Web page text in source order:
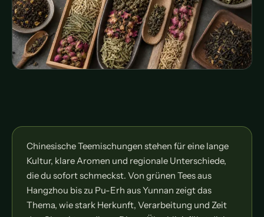
Chinesische Teemischungen stehen für eine lange
Kultur, klare Aromen und regionale Unterschiede,
die du sofort schmeckst. Von grünen Tees aus
Hangzhou bis zu Pu-Erh aus Yunnan zeigt das
Thema, wie stark Herkunft, Verarbeitung und Zeit